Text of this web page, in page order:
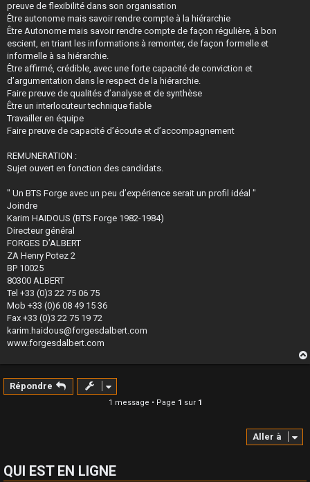
preuve de flexibilité dans son organisation
Être autonome mais savoir rendre compte à la hiérarchie
Être Autonome mais savoir rendre compte de façon régulière, à bon
escient, en triant les informations à remonter, de façon formelle et
informelle à sa hiérarchie.
Être affirmé, crédible, avec une forte capacité de conviction et
d’argumentation dans le respect de la hiérarchie.
Faire preuve de qualités d’analyse et de synthèse
Être un interlocuteur technique fiable
Travailler en équipe
Faire preuve de capacité d’écoute et d’accompagnement
REMUNERATION :
Sujet ouvert en fonction des candidats.
" Un BTS Forge avec un peu d’expérience serait un profil idéal "
Joindre
Karim HAIDOUS (BTS Forge 1982-1984)
Directeur général
FORGES D’ALBERT
ZA Henry Potez 2
BP 10025
80300 ALBERT
Tel +33 (0)3 22 75 06 75
Mob +33 (0)6 08 49 15 36
Fax +33 (0)3 22 75 19 72
karim.haidous@forgesdalbert.com
www.forgesdalbert.com
Répondre
1 message • Page 1 sur 1
Aller à
QUI EST EN LIGNE